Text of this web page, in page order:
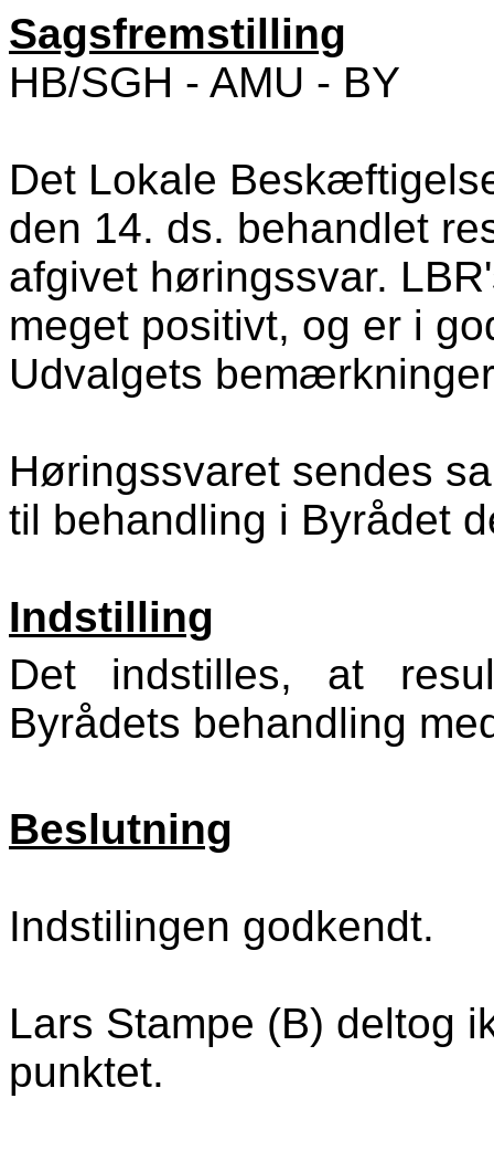
Sagsfremstilling
HB/SGH - AMU - BY
Det Lokale
den 14. ds. behandlet
afgivet høringssvar.
meget positivt, og er i
Udvalgets
Høringssvaret sendes
til behandling i Byrådet
Indstilling
Det indstilles, at
Byrådets behandling
Beslutning
Indstilingen godkendt.
Lars Stampe (B) deltog
punktet.